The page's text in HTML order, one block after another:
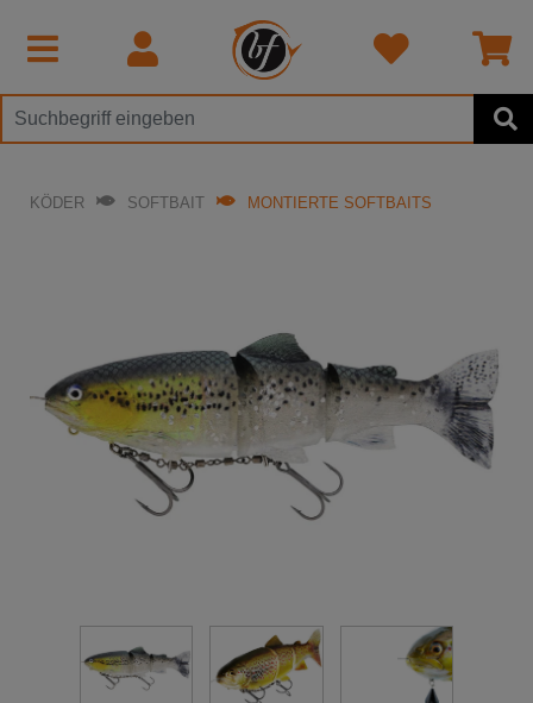
KÖDER SOFTBAIT MONTIERTE SOFTBAITS